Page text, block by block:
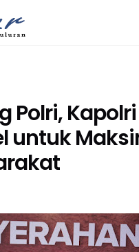
Polri,
untuk